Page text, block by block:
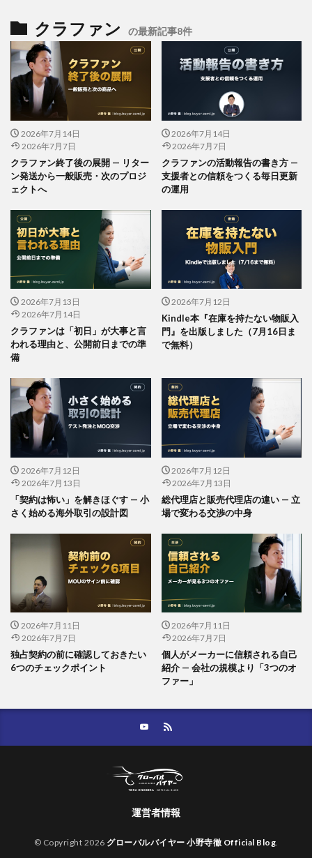
クラファン の最新記事8件
2026年7月14日
2026年7月7日
クラファン終了後の展開 — リター
ン発送から一般販売・次のプロジ
ェクトへ
2026年7月14日
2026年7月7日
クラファンの活動報告の書き方 —
支援者との信頼をつくる毎日更新
の運用
2026年7月13日
2026年7月14日
クラファンは「初日」が大事と言
われる理由と、公開前日までの準
備
2026年7月12日
Kindle本『在庫を持たない物販入
門』を出版しました（7月16日ま
で無料）
2026年7月12日
2026年7月13日
「契約は怖い」を解きほぐす — 小
さく始める海外取引の設計図
2026年7月12日
2026年7月13日
総代理店と販売代理店の違い — 立
場で変わる交渉の中身
2026年7月11日
2026年7月7日
独占契約の前に確認しておきたい
6つのチェックポイント
2026年7月11日
2026年7月7日
個人がメーカーに信頼される自己
紹介 — 会社の規模より「3つのオ
ファー」
運営者情報
© Copyright 2026 グローバルバイヤー 小野寺徹 Official Blog